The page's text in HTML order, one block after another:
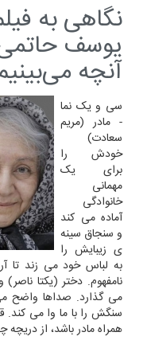
نگاهی به
یوسف
آنچه
سی و یک نما
- مادر (مریم
سعادت)
خودش را
برای یک
مهمانی
خانوادگی
آماده می کند
و سنجاق سینه
ی زیبایش را
به لباس خود می زند تا
نامفهوم. دختر (یکتا
می گذارد. صداها واضح
سنگش را با ما وا می کند.
همراه مادر باشد، از